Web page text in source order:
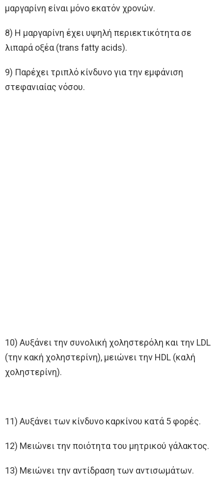
μαργαρίνη είναι μόνο εκατόν χρονών.
8) Η μαργαρίνη έχει υψηλή περιεκτικότητα σε
λιπαρά οξέα (trans fatty acids).
9) Παρέχει τριπλό κίνδυνο για την εμφάνιση
στεφανιαίας νόσου.
10) Αυξάνει την συνολική χοληστερόλη και την LDL
(την κακή χοληστερίνη), μειώνει την HDL (καλή
χοληστερίνη).
11) Αυξάνει των κίνδυνο καρκίνου κατά 5 φορές.
12) Μειώνει την ποιότητα του μητρικού γάλακτος.
13) Μειώνει την αντίδραση των αντισωμάτων.